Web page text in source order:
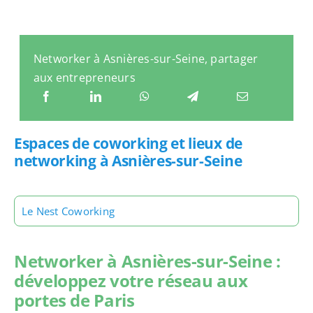
Networker à Asnières-sur-Seine, partager
aux entrepreneurs
Espaces de coworking et lieux de
networking à Asnières-sur-Seine
Le Nest Coworking
Networker à Asnières-sur-Seine :
développez votre réseau aux
portes de Paris